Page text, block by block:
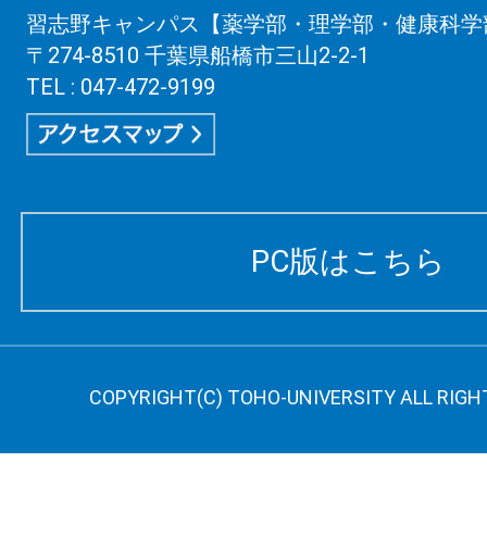
習志野キャンパス【薬学部・理学部・健康科
〒274-8510 千葉県船橋市三山2-2-1
TEL : 047-472-9199
PC版はこちら
COPYRIGHT(C) TOHO-UNIVERSITY ALL